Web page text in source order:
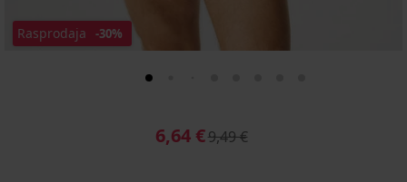
Rasprodaja -30%
6,64 €9,49 €